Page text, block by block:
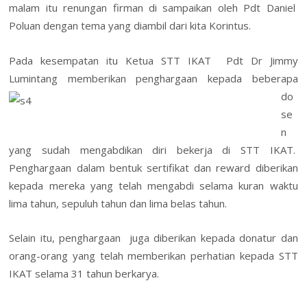
malam itu renungan firman di sampaikan oleh Pdt Daniel
Poluan dengan tema yang diambil dari kita Korintus.
Pada kesempatan itu Ketua STT IKAT Pdt Dr Jimmy
Lumintang memberikan penghargaan kepada beberapa
do
se
n
yang sudah mengabdikan diri bekerja di STT IKAT.
Penghargaan dalam bentuk sertifikat dan reward diberikan
kepada mereka yang telah mengabdi selama kuran waktu
lima tahun, sepuluh tahun dan lima belas tahun.
Selain itu, penghargaan juga diberikan kepada donatur dan
orang-orang yang telah memberikan perhatian kepada STT
IKAT selama 31 tahun berkarya.